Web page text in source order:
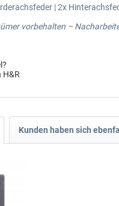
| 2x
vorbehalten –
H&R
Kunden haben sich